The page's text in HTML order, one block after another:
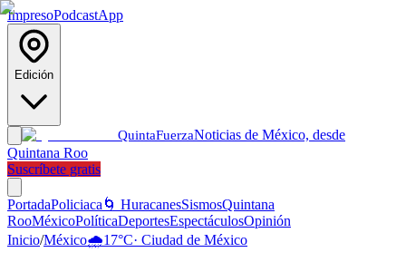
ImpresoPodcastApp
Edición
QuintaFuerzaNoticias de México, desde
Quintana Roo
Suscríbete gratis
PortadaPoliciaca 🌀 HuracanesSismosQuintana
RooMéxicoPolíticaDeportesEspectáculosOpinión
Inicio/México🌧️17°C· Ciudad de México